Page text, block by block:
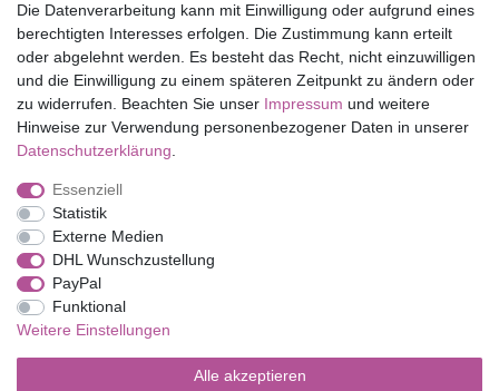
Shop
Mein Konto
Service
Versandkosten
Impressum
Barrierefreiheitserklärung
Die Datenverarbeitung kann mit Einwilligung oder aufgrund eines
berechtigten Interesses erfolgen. Die Zustimmung kann erteilt
oder abgelehnt werden. Es besteht das Recht, nicht einzuwilligen
und die Einwilligung zu einem späteren Zeitpunkt zu ändern oder
zu widerrufen. Beachten Sie unser Impressum und weitere
Hinweise zur Verwendung personenbezogener Daten in unserer
Daten­schutz­erklärung
Essenziell
Statistik
Externe Medien
DHL Wunschzustellung
PayPal
Funktional
Weitere Einstellungen
Alle akzeptieren